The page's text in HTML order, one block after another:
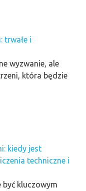
trwałe i
wyzwanie, ale
która będzie
kiedy jest
techniczne i
być kluczowym